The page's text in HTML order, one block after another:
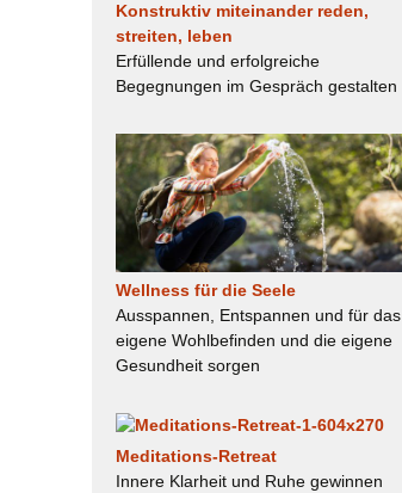
Konstruktiv miteinander reden,
streiten, leben
Erfüllende und erfolgreiche
Begegnungen im Gespräch gestalten
Wellness für die Seele
Ausspannen, Entspannen und für das
eigene Wohlbefinden und die eigene
Gesundheit sorgen
Meditations-Retreat
Innere Klarheit und Ruhe gewinnen